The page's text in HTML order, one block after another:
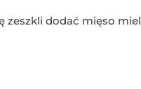
zeszkli dodać mięso